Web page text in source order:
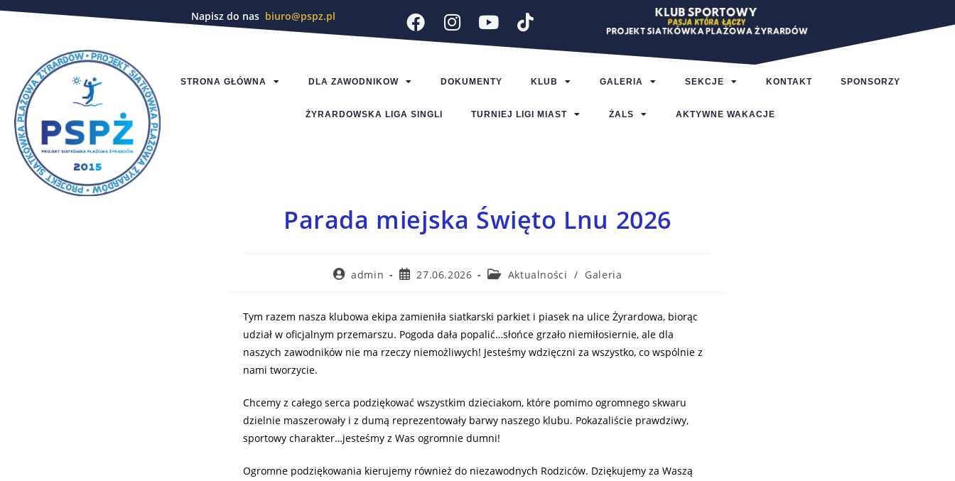
Napisz do nas biuro@pspz.pl
STRONA GŁÓWNA DLA ZAWODNIKOW DOKUMENTY KLUB GALERIA SEKCJE KONTAKT SPONSORZY
ŻYRARDOWSKA LIGA SINGLI TURNIEJ LIGI MIAST ŻALS AKTYWNE WAKACJE
Parada miejska Święto Lnu 2026
admin 27.06.2026 Aktualności / Galeria
Tym razem nasza klubowa ekipa zamieniła siatkarski parkiet i piasek na ulice Żyrardowa, biorąc
udział w oficjalnym przemarszu. Pogoda dała popalić…słońce grzało niemiłosiernie, ale dla
naszych zawodników nie ma rzeczy niemożliwych! Jesteśmy wdzięczni za wszystko, co wspólnie z
nami tworzycie.
Chcemy z całego serca podziękować wszystkim dzieciakom, które pomimo ogromnego skwaru
dzielnie maszerowały i z dumą reprezentowały barwy naszego klubu. Pokazaliście prawdziwy,
sportowy charakter…jesteśmy z Was ogromnie dumni!
Ogromne podziękowania kierujemy również do niezawodnych Rodziców. Dziękujemy za Waszą